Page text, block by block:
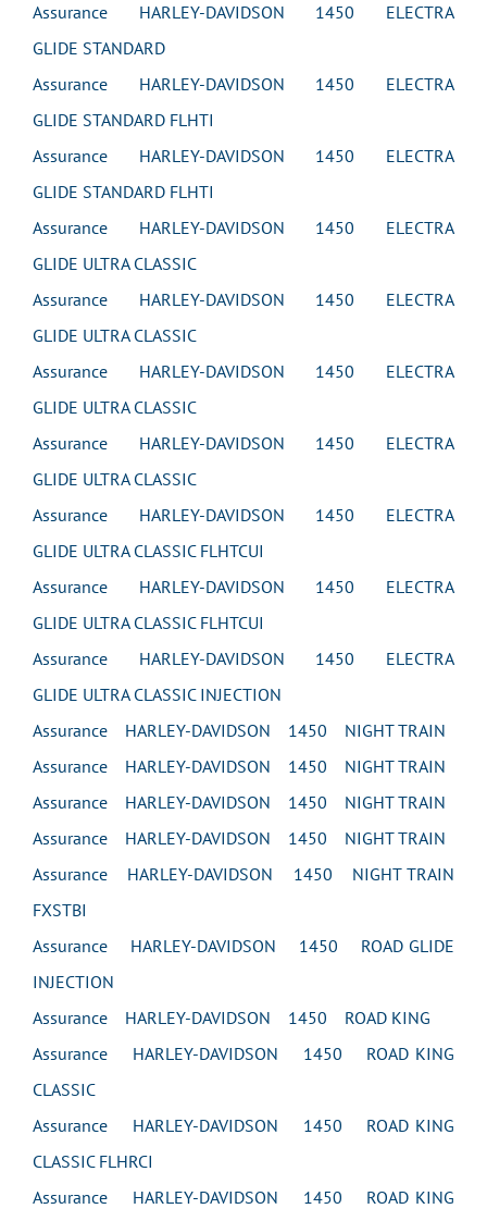
Assurance HARLEY-DAVIDSON 1450 ELECTRA
GLIDE STANDARD
Assurance HARLEY-DAVIDSON 1450 ELECTRA
GLIDE STANDARD FLHTI
Assurance HARLEY-DAVIDSON 1450 ELECTRA
GLIDE STANDARD FLHTI
Assurance HARLEY-DAVIDSON 1450 ELECTRA
GLIDE ULTRA CLASSIC
Assurance HARLEY-DAVIDSON 1450 ELECTRA
GLIDE ULTRA CLASSIC
Assurance HARLEY-DAVIDSON 1450 ELECTRA
GLIDE ULTRA CLASSIC
Assurance HARLEY-DAVIDSON 1450 ELECTRA
GLIDE ULTRA CLASSIC
Assurance HARLEY-DAVIDSON 1450 ELECTRA
GLIDE ULTRA CLASSIC FLHTCUI
Assurance HARLEY-DAVIDSON 1450 ELECTRA
GLIDE ULTRA CLASSIC FLHTCUI
Assurance HARLEY-DAVIDSON 1450 ELECTRA
GLIDE ULTRA CLASSIC INJECTION
Assurance HARLEY-DAVIDSON 1450 NIGHT TRAIN
Assurance HARLEY-DAVIDSON 1450 NIGHT TRAIN
Assurance HARLEY-DAVIDSON 1450 NIGHT TRAIN
Assurance HARLEY-DAVIDSON 1450 NIGHT TRAIN
Assurance HARLEY-DAVIDSON 1450 NIGHT TRAIN
FXSTBI
Assurance HARLEY-DAVIDSON 1450 ROAD GLIDE
INJECTION
Assurance HARLEY-DAVIDSON 1450 ROAD KING
Assurance HARLEY-DAVIDSON 1450 ROAD KING
CLASSIC
Assurance HARLEY-DAVIDSON 1450 ROAD KING
CLASSIC FLHRCI
Assurance HARLEY-DAVIDSON 1450 ROAD KING